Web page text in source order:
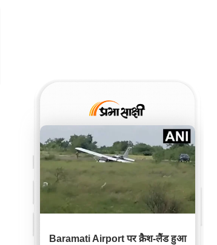
Baramati Airport पर क्रैश-लैंड हुआ